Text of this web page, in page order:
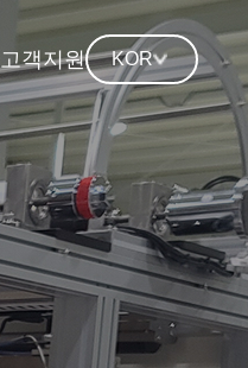
고객지원 KOR